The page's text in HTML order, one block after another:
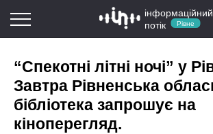
інформаційний
потік
Рівне
“Спекотні літні ночі” у
Завтра Рівненська
бібліотека запрошує на
кіноперегляд.